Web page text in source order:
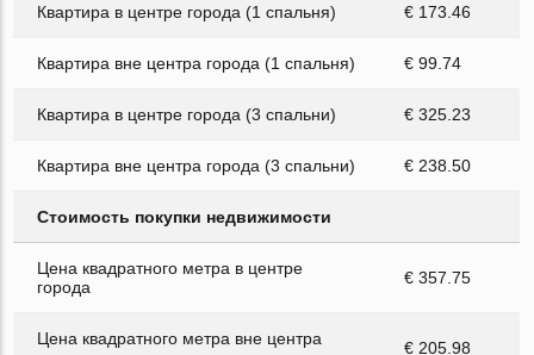
Квартира в центре города (1 спальня) € 173.46
Квартира вне центра города (1 спальня) € 99.74
Квартира в центре города (3 спальни) € 325.23
Квартира вне центра города (3 спальни) € 238.50
Стоимость покупки недвижимости
Цена квадратного метра в центре
города
€ 357.75
Цена квадратного метра вне центра
€ 205.98